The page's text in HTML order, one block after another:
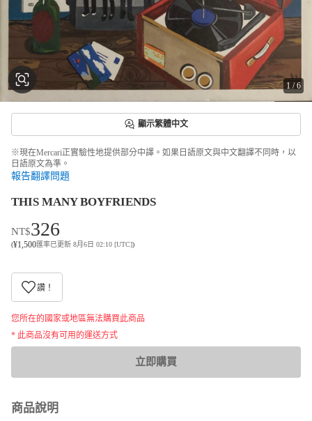
1 /6
顯示繁體中文
※現在Mercari正實驗性地提供部分中譯。如果日語原文與中文翻譯不同時，以
日語原文為準。
報告翻譯問題
THIS MANY BOYFRIENDS
NT$326
(¥1,500匯率已更新 8月6日 02:10 [UTC])
讚！
您所在的國家或地區無法購買此商品
* 此商品沒有可用的運送方式
立即購買
商品說明